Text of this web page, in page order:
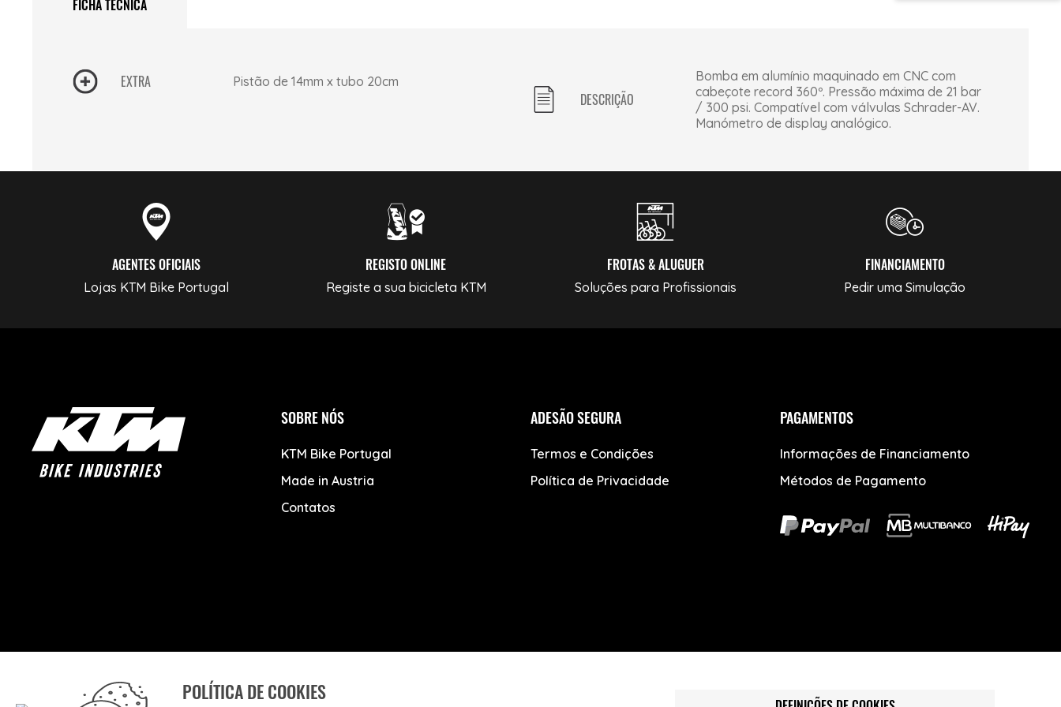
FICHA TÉCNICA
EXTRA Pistão de 14mm x tubo 20cm
DESCRIÇÃO
Bomba em alumínio maquinado em CNC com
cabeçote record 360º. Pressão máxima de 21 bar
/ 300 psi. Compatível com válvulas Schrader-AV.
Manómetro de display analógico.
AGENTES OFICIAIS
Lojas KTM Bike Portugal
REGISTO ONLINE
Registe a sua bicicleta KTM
FROTAS & ALUGUER
Soluções para Profissionais
FINANCIAMENTO
Pedir uma Simulação
SOBRE NÓS
KTM Bike Portugal
Made in Austria
Contatos
ADESÃO SEGURA
Termos e Condições
Política de Privacidade
PAGAMENTOS
Informações de Financiamento
Métodos de Pagamento
POLÍTICA DE COOKIES